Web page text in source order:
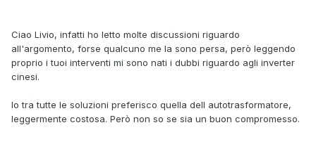
Ciao Livio, infatti ho letto molte discussioni riguardo
all'argomento, forse qualcuno me la sono persa, però leggendo
proprio i tuoi interventi mi sono nati i dubbi riguardo agli inverter
cinesi.
Io tra tutte le soluzioni preferisco quella dell autotrasformatore,
leggermente costosa. Però non so se sia un buon compromesso.